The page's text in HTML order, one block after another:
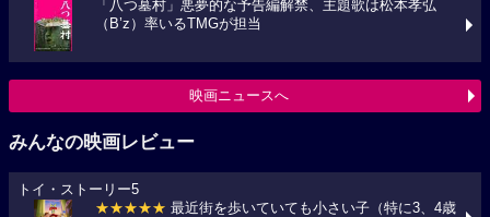
「八つ墓村」悪夢的な予告編解禁、主題歌は松本孝弘
（B’z）率いるTMGが担当
映画ニュースへ
みんなの映画レビュー
トイ・ストーリー5
★★★★★ 最近街を歩いていても小さい子（特に3、4歳